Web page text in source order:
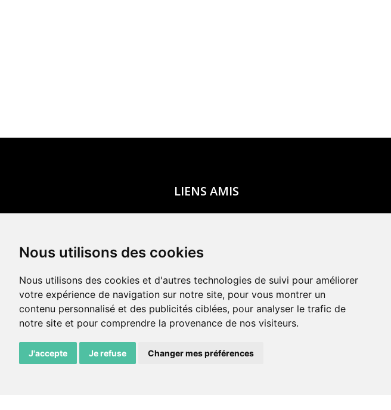
Nous utilisons des cookies
Nous utilisons des cookies et d'autres technologies de suivi pour améliorer
votre expérience de navigation sur notre site, pour vous montrer un
contenu personnalisé et des publicités ciblées, pour analyser le trafic de
notre site et pour comprendre la provenance de nos visiteurs.
J'accepte Je refuse Changer mes préférences
LIENS AMIS